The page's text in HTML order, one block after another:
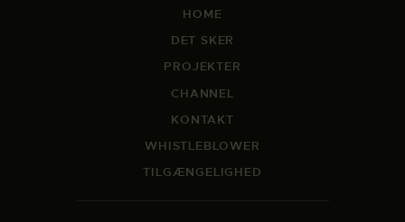
HOME
DET SKER
PROJEKTER
CHANNEL
KONTAKT
WHISTLEBLOWER
TILGÆNGELIGHED